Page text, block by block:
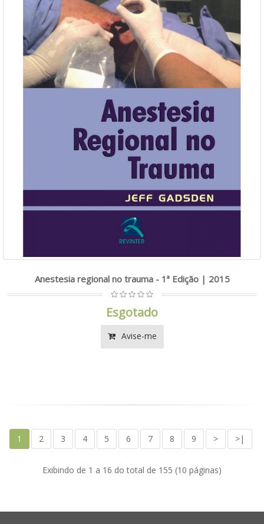
Anestesia regional no trauma - 1ª Edição | 2015
Esgotado
Avise-me
1 2 3 4 5 6 7 8 9 > >|
Exibindo de 1 a 16 do total de 155 (10 páginas)